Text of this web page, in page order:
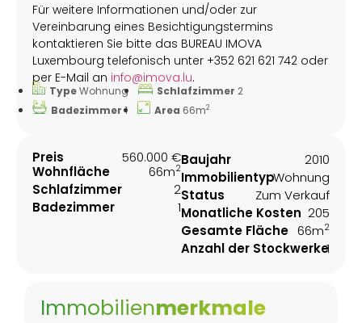
Für weitere Informationen und/oder zur
Vereinbarung eines Besichtigungstermins
kontaktieren Sie bitte das BUREAU IMOVA
Luxembourg telefonisch unter +352 621 621 742 oder
per E-Mail an info@imova.lu.
TypeWohnung Schlafzimmer 2
Badezimmer1 Area 66m2
Preis
560.000 €
Wohnfläche
66m2
Schlafzimmer
2
Badezimmer
1
Baujahr
2010
ImmobilientypWohnung
Status
Zum Verkauf
Monatliche Kosten 205
Gesamte Fläche 66m2
Anzahl der Stockwerke1
Immobilienmerkmale